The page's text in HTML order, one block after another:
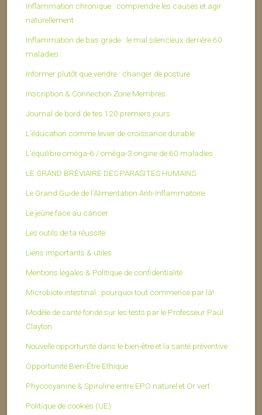
Inflammation chronique : comprendre les causes et agir
naturellement
Inflammation de bas grade : le mal silencieux derrière 60
maladies
Informer plutôt que vendre : changer de posture
Inscription & Connection Zone Membres
Journal de bord de tes 120 premiers jours
L’éducation comme levier de croissance durable
L’équilibre oméga-6 / oméga-3 origine de 60 maladies
LE GRAND BRÉVIAIRE DES PARASITES HUMAINS
Le Grand Guide de l’Alimentation Anti-Inflammatoire
Le jeûne face au cancer
Les outils de ta réussite
Liens importants & utiles
Mentions légales & Politique de confidentialité
Microbiote intestinal : pourquoi tout commence par là!
Modèle de santé fondé sur les tests par le Professeur Paul
Clayton
Nouvelle opportunité dans le bien-être et la santé préventive
Opportunité Bien-Être Ethique
Phycocyanine & Spiruline entre EPO naturel et Or vert
Politique de cookies (UE)